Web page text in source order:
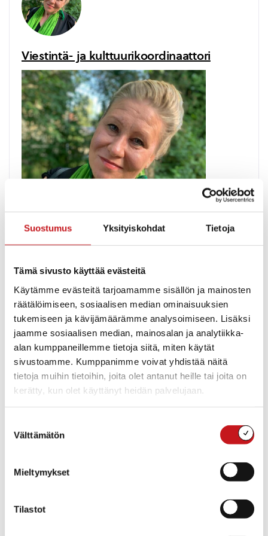
Suostumus Yksityiskohdat Tietoja
Tämä sivusto käyttää evästeitä
Käytämme evästeitä tarjoamamme sisällön ja mainosten
räätälöimiseen, sosiaalisen median ominaisuuksien
tukemiseen ja kävijämäärämme analysoimiseen. Lisäksi
jaamme sosiaalisen median, mainosalan ja analytiikka-
alan kumppaneillemme tietoja siitä, miten käytät
sivustoamme. Kumppanimme voivat yhdistää näitä
tietoja muihin tietoihin, joita olet antanut heille tai joita on
kerätty, kun olet käyttänyt heidän palvelujaan.
valinta
Välttämätön
Mieltymykset
Tilastot
Viestintä- ja kulttuurikoordinaattori
050 339 6954
tiina.laitinen@rautalampi.fi
Yksikkö
Toimipaikka
Kuopiontie 11
77700 Rautalampi